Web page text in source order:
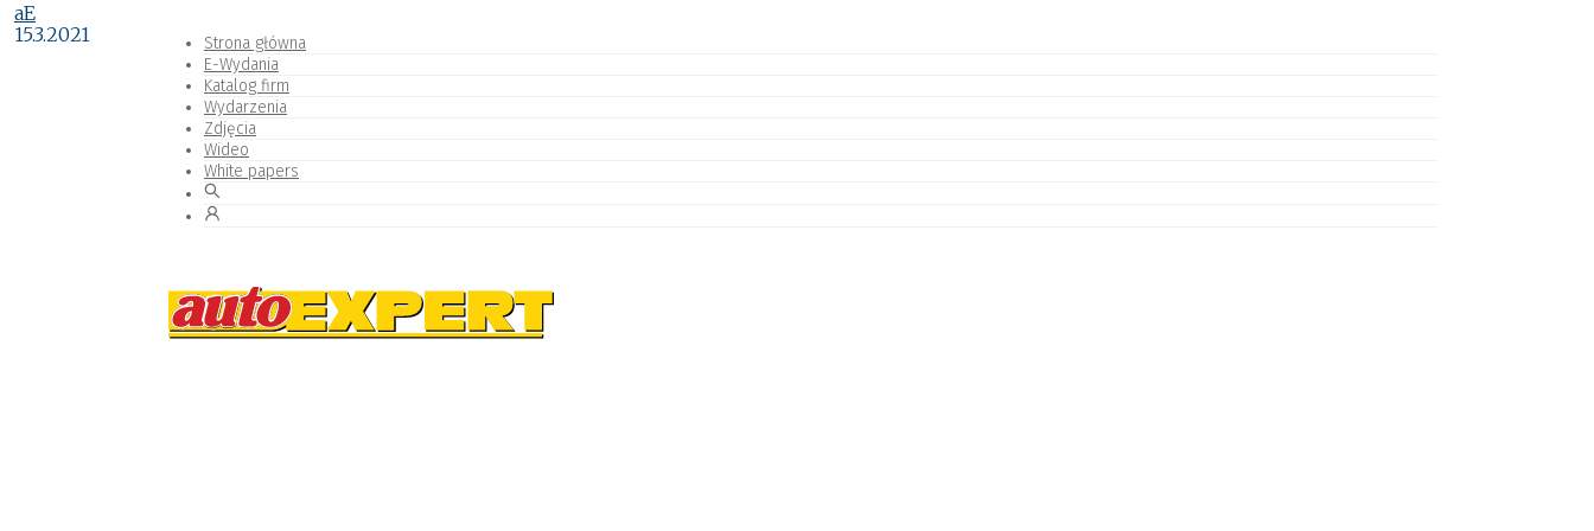
Strona główna
E-Wydania
Katalog firm
Wydarzenia
Zdjęcia
Wideo
White papers
aE
15.3.2021